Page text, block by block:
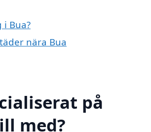
Bua?
nära Bua
på
med?